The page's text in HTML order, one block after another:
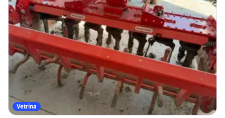
Vetrina